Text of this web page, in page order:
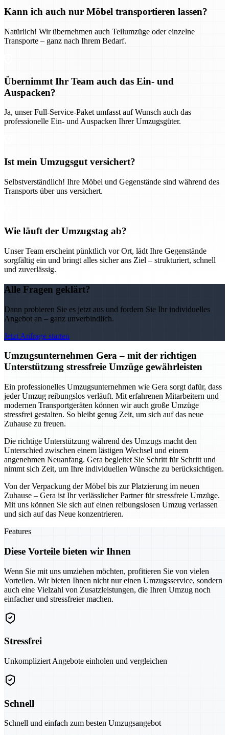
Kann ich auch nur Möbel transportieren lassen?
Natürlich! Wir übernehmen auch Teilumzüge oder einzelne
Transporte – ganz nach Ihrem Bedarf.
Übernimmt Ihr Team auch das Ein- und
Auspacken?
Ja, unser Full-Service-Paket umfasst auf Wunsch auch das
professionelle Ein- und Auspacken Ihrer Umzugsgüter.
Ist mein Umzugsgut versichert?
Selbstverständlich! Ihre Möbel und Gegenstände sind während des
Transports über uns versichert.
Wie läuft der Umzugstag ab?
Unser Team erscheint pünktlich vor Ort, lädt Ihre Gegenstände
sorgfältig ein und bringt alles sicher ans Ziel – strukturiert, schnell
und zuverlässig.
Alle Fragen geklärt?
Dann probieren Sie es jetzt aus und fordern Sie Ihr individuelles
Angebot an – ganz unverbindlich.
Jetzt Anfrage starten
Umzugsunternehmen Gera – mit der richtigen
Unterstützung stressfreie Umzüge gewährleisten
Ein professionelles Umzugsunternehmen wie Gera sorgt dafür, dass
jeder Umzug reibungslos verläuft. Mit erfahrenen Mitarbeitern und
modernen Transportgeräten können wir auch große Umzüge
stressfrei gestalten. So bleibt genug Zeit, um sich auf das neue
Zuhause zu freuen.
Die richtige Unterstützung während des Umzugs macht den
Unterschied zwischen einem lästigen Wechsel und einem
angenehmen Neuanfang. Gera begleitet Sie Schritt für Schritt und
nimmt sich Zeit, um Ihre individuellen Wünsche zu berücksichtigen.
Von der Verpackung der Möbel bis zur Platzierung im neuen
Zuhause – Gera ist Ihr verlässlicher Partner für stressfreie Umzüge.
Mit uns können Sie sich auf einen reibungslosen Umzug verlassen
und sich auf das Neue konzentrieren.
Features
Diese Vorteile bieten wir Ihnen
Wenn Sie mit uns umziehen möchten, profitieren Sie von vielen
Vorteilen. Wir bieten Ihnen nicht nur einen Umzugsservice, sondern
auch eine Vielzahl von Zusatzleistungen, die Ihren Umzug noch
einfacher und stressfreier machen.
Stressfrei
Unkompliziert Angebote einholen und vergleichen
Schnell
Schnell und einfach zum besten Umzugsangebot